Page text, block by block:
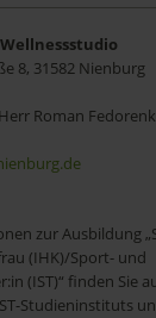
8, 31582 Nienburg
Herr Roman
zur Ausbildung
(IHK)/Sport- und
(IST)“ finden Sie
Studieninstituts